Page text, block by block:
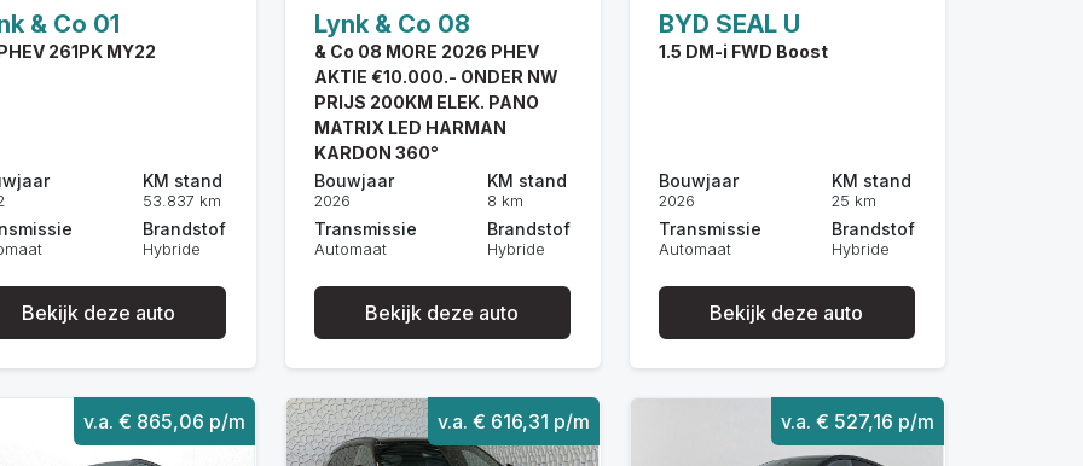
& Co 01
261PK MY22
KM stand
53.837 km
Brandstof
Hybride
Bekijk deze auto
Lynk & Co 08
& Co 08 MORE 2026 PHEV
AKTIE €10.000.- ONDER NW
PRIJS 200KM ELEK. PANO
MATRIX LED HARMAN
KARDON 360°
Bouwjaar
2026
Transmissie
Automaat
KM stand
8 km
Brandstof
Hybride
Bekijk deze auto
BYD SEAL U
1.5 DM-i FWD Boost
Bouwjaar
2026
Transmissie
Automaat
KM stand
25 km
Brandstof
Hybride
Bekijk deze auto
v.a. € 865,06 p/m v.a. € 616,31 p/m v.a. € 527,16 p/m